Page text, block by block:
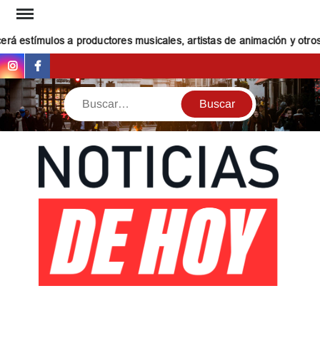
Saltar
contenido
estímulos a productores musicales, artistas de animación y otros
InstagramFacebook
Buscar